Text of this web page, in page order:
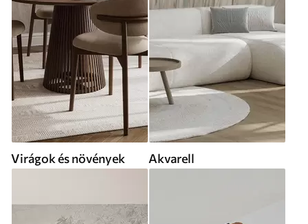
Virágok és növények Akvarell